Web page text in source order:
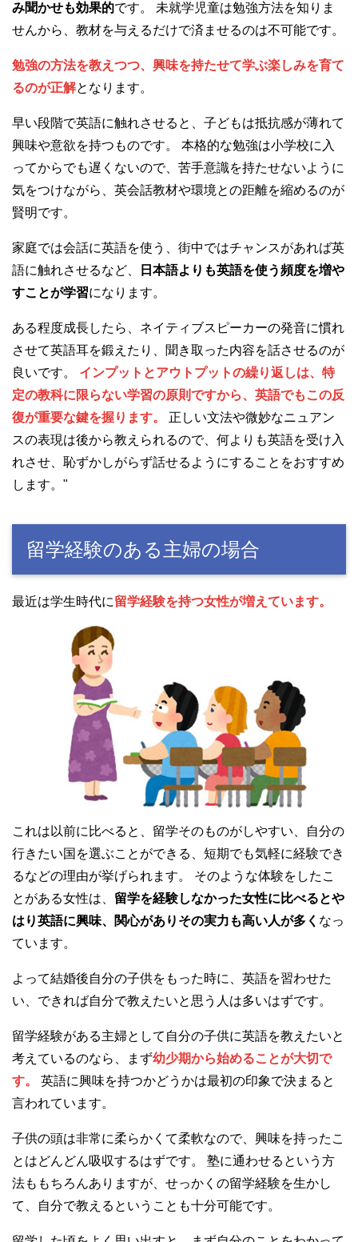
み聞かせも効果的です。 未就学児童は勉強方法を知りま
せんから、教材を与えるだけで済ませるのは不可能です。
勉強の方法を教えつつ、興味を持たせて学ぶ楽しみを育て
るのが正解となります。
早い段階で英語に触れさせると、子どもは抵抗感が薄れて
興味や意欲を持つものです。 本格的な勉強は小学校に入
ってからでも遅くないので、苦手意識を持たせないように
気をつけながら、英会話教材や環境との距離を縮めるのが
賢明です。
家庭では会話に英語を使う、街中ではチャンスがあれば英
語に触れさせるなど、
日本語よりも英語を使う頻度を増や
すことが学習になります。
ある程度成長したら、ネイティブスピーカーの発音に慣れ
させて英語耳を鍛えたり、聞き取った内容を話させるのが
良いです。 インプットとアウトプットの繰り返しは、特
定の教科に限らない学習の原則ですから、英語でもこの反
復が重要な鍵を握ります。
正しい文法や微妙なニュアン
スの表現は後から教えられるので、何よりも英語を受け入
れさせ、恥ずかしがらず話せるようにすることをおすすめ
します。"
留学経験のある主婦の場合
最近は学生時代に留学経験を持つ女性が増えています。
これは以前に比べると、留学そのものがしやすい、自分の
行きたい国を選ぶことができる、短期でも気軽に経験でき
るなどの理由が挙げられます。 そのような体験をしたこ
とがある女性は、 留学を経験しなかった女性に比べるとや
はり英語に興味、関心がありその実力も高い人が多く なっ
ています。
よって結婚後自分の子供をもった時に、英語を習わせた
い、できれば自分で教えたいと思う人は多いはずです。
留学経験がある主婦として自分の子供に英語を教えたいと
考えているのなら、まず幼少期から始めることが大切で
す。
英語に興味を持つかどうかは最初の印象で決まると
言われています。
子供の頭は非常に柔らかくて柔軟なので、興味を持ったこ
とはどんどん吸収するはずです。 塾に通わせるという方
法ももちろんありますが、せっかくの留学経験を生かし
て、自分で教えるということも十分可能です。